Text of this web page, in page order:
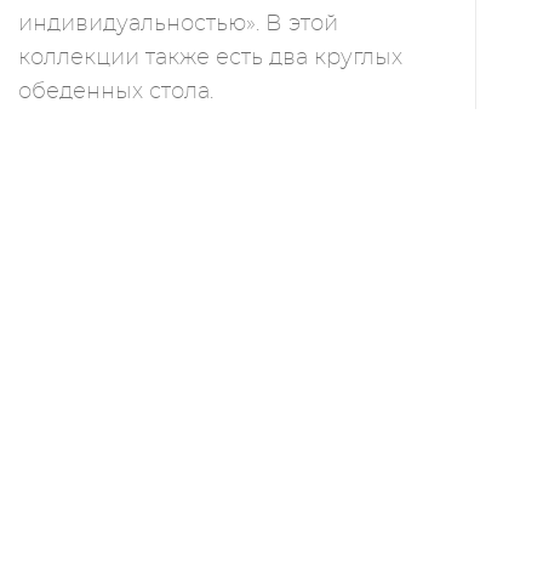
индивидуальностью». В этой
коллекции также есть два круглых
обеденных стола.